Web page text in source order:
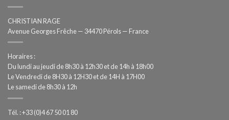
CHRISTIAN RAGE
Avenue Georges Frêche — 34470 Pérols — France
Horaires :
Du lundi au jeudi de 8h30 à 12h30 et de 14h à 18h00
Le Vendredi de 8H30 à 12H30 et de 14H à 17H00
Le samedi de 8h30 à 12h
Tél. : +33 (0)4 67 50 01 80